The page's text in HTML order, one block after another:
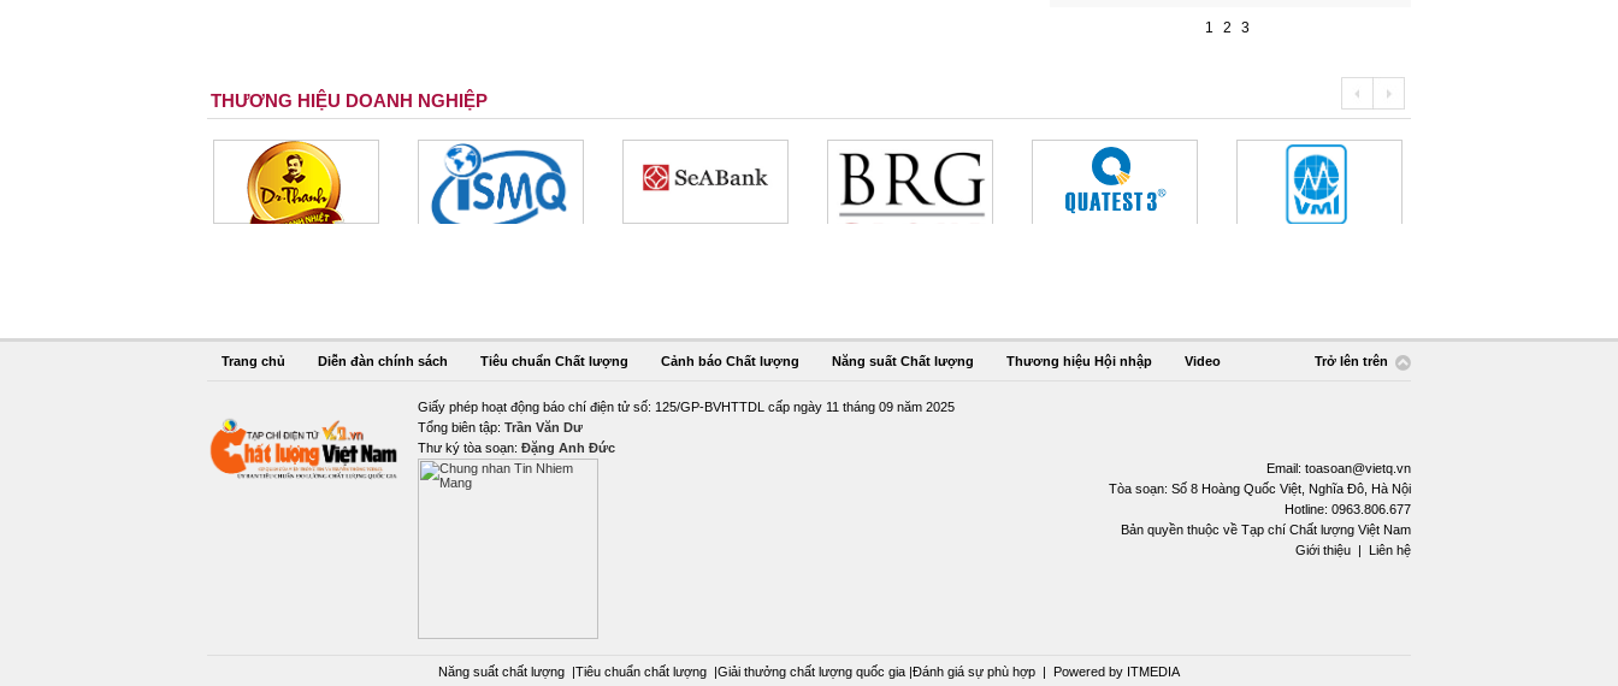
1 2 3
THƯƠNG HIỆU DOANH NGHIỆP
Trang chủ Diễn đàn chính sách Tiêu chuẩn Chất lượng Cảnh báo Chất lượng Năng suất Chất lượng Thương hiệu Hội nhập Video Trở lên trên
Giấy phép hoạt động báo chí điện tử số: 125/GP-BVHTTDL cấp ngày 11 tháng 09 năm 2025
Tổng biên tập: Trần Văn Dư
Thư ký tòa soạn: Đặng Anh Đức
Email: toasoan@vietq.vn
Tòa soạn: Số 8 Hoàng Quốc Việt, Nghĩa Đô, Hà Nội
Hotline: 0963.806.677
Bản quyền thuộc về Tạp chí Chất lượng Việt Nam
Giới thiệu | Liên hệ
Năng suất chất lượng |Tiêu chuẩn chất lượng |Giải thưởng chất lượng quốc gia |Đánh giá sự phù hợp | Powered by ITMEDIA